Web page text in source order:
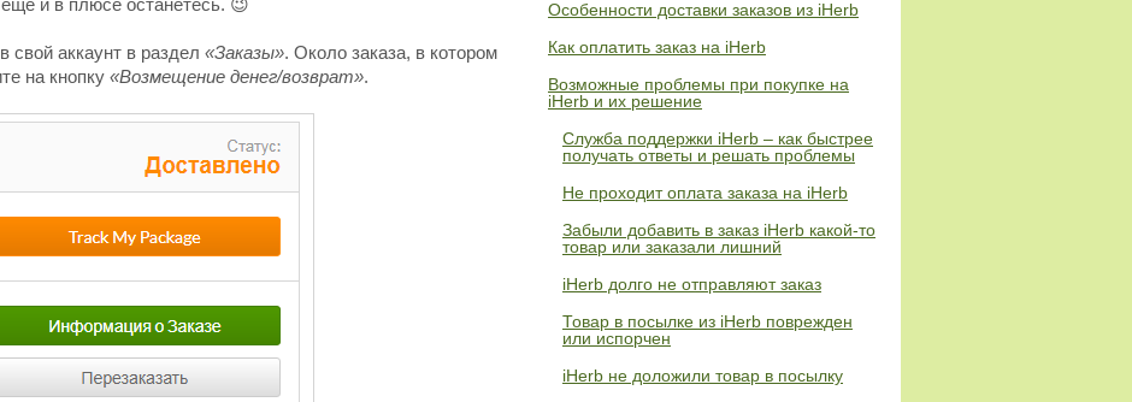
и в плюсе останетесь. 😉
свой аккаунт в раздел «Заказы». Около заказа, в котором
на кнопку «Возмещение денег/возврат».
Особенности доставки заказов из iHerb
Как оплатить заказ на iHerb
Возможные проблемы при покупке на
iHerb и их решение
Служба поддержки iHerb – как быстрее
получать ответы и решать проблемы
Не проходит оплата заказа на iHerb
Забыли добавить в заказ iHerb какой-то
товар или заказали лишний
iHerb долго не отправляют заказ
Товар в посылке из iHerb поврежден
или испорчен
iHerb не доложили товар в посылку